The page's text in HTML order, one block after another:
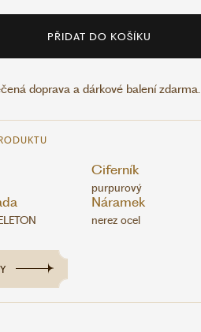
PŘIDAT DO KOŠÍKU
doprava a dárkové balení zdarma.
Ciferník
purpurový
Náramek
nerez ocel